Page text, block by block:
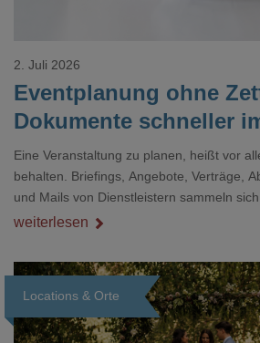
Eventplanung ohne
Dokumente schneller
2. Juli 2026
Eine Veranstaltung zu planen, heißt vor
behalten. Briefings, Angebote, Verträge,
und Mails von Dienstleistern sammeln
unübersichtlichen Stapel. Wer schon
Dokument gesucht hat, kennt das
weiterlesen
Locations & Orte